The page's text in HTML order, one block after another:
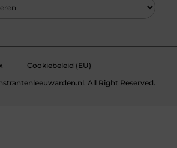
Cookiebeleid (EU)
All Right Reserved.